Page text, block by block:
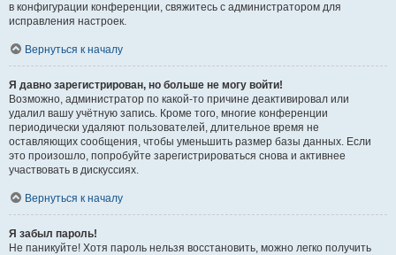
в конфигурации конференции, свяжитесь с администратором для
исправления настроек.
Вернуться к началу
Я давно зарегистрирован, но больше не могу войти!
Возможно, администратор по какой-то причине деактивировал или
удалил вашу учётную запись. Кроме того, многие конференции
периодически удаляют пользователей, длительное время не
оставляющих сообщения, чтобы уменьшить размер базы данных. Если
это произошло, попробуйте зарегистрироваться снова и активнее
участвовать в дискуссиях.
Вернуться к началу
Я забыл пароль!
Не паникуйте! Хотя пароль нельзя восстановить, можно легко получить